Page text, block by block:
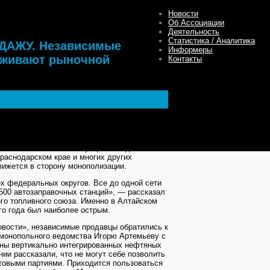
Независимые
рыночной
крае и многих других
в сторону монополизации.
федеральных округов. Все до одной сети
автозаправочных станций», — рассказал
топливного союза. Именно в Алтайском
года был наиболее острым.
независимые продавцы обратились к
ведомства Игорю Артемьеву с
вертикально интегрированных нефтяных
рассказали, что не могут себе позволить
партиями. Приходится пользоваться
Новости
Об Ассоциации
Деятельность
Статистика / Аналитика
Информеры
Контакты